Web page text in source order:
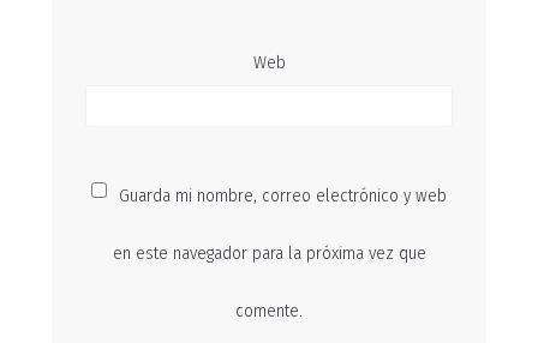
Web
Guarda mi nombre, correo electrónico y web
en este navegador para la próxima vez que
comente.